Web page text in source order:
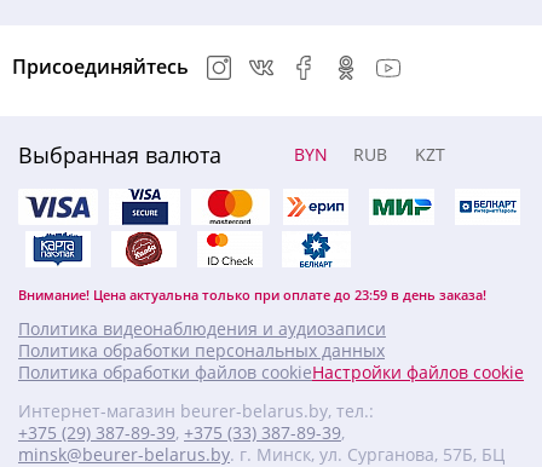
Выбранная валюта BYN RUB KZT
Внимание! Цена актуальна только при оплате до 23:59 в день заказа!
Присоединяйтесь
Политика видеонаблюдения и аудиозаписи
Политика обработки персональных данных
Политика обработки файлов cookieНастройки файлов cookie
Интернет-магазин beurer-belarus.by, тел.:
+375 (29) 387-89-39, +375 (33) 387-89-39,
minsk@beurer-belarus.by. г. Минск, ул. Сурганова, 57Б, БЦ